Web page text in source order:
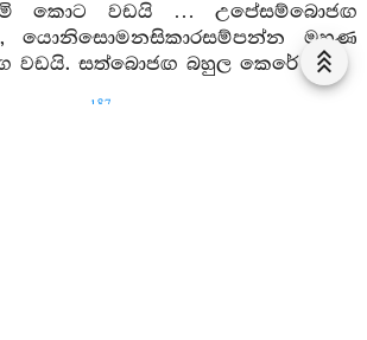
කොට වඩයි … උපේසම්බොජඟ
යොනිසොමනසිකාරසම්පන්න මහණ
වඩයි. සත්බොජඟ බහුල කෙරේ යි.
187